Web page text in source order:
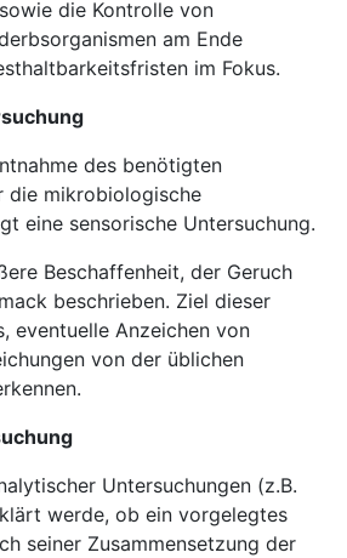
die Kontrolle von
am Ende
im Fokus.
des benötigten
die mikrobiologische
eine sensorische Untersuchung.
Beschaffenheit, der Geruch
beschrieben. Ziel dieser
eventuelle Anzeichen von
von der üblichen
Untersuchungen (z.B.
werde, ob ein vorgelegtes
seiner Zusammensetzung der